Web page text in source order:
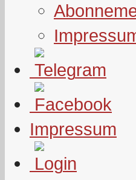
Impressum